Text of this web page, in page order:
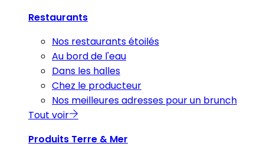
Restaurants
Nos restaurants étoilés
Au bord de l'eau
Dans les halles
Chez le producteur
Nos meilleures adresses pour un brunch
Tout voir
Produits Terre & Mer